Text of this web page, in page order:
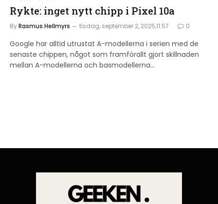
Rykte: inget nytt chipp i Pixel 10a
ByRasmus Hellmyrs tisdag, september 2, 2025,11:57 0
Google har alltid utrustat A-modellerna i serien med de
senaste chippen, något som framförallt gjort skillnaden
mellan A-modellerna och basmodellerna…